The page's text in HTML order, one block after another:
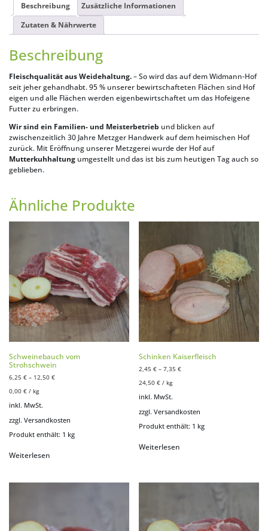
Beschreibung
Zusätzliche Informationen
Zutaten & Nährwerte
Beschreibung
Fleischqualität aus Weidehaltung.– So wird das auf dem Widmann-Hof
seit jeher gehandhabt. 95 % unserer bewirtschafteten Flächen sind Hof
eigen und alle Flächen werden eigenbewirtschaftet um das Hofeigene
Futter zu erbringen.
Wir sind ein Familien- und Meisterbetrieb und blicken auf
zwischenzeitlich 30 Jahre Metzger Handwerk auf dem heimischen Hof
zurück. Mit Eröffnung unserer Metzgerei wurde der Hof auf
Mutterkuhhaltung umgestellt und das ist bis zum heutigen Tag auch so
geblieben.
Ähnliche Produkte
Schweinebauch vom
Strohschwein
6,25 € – 12,50 €
0,00 € / kg
inkl. MwSt.
zzgl. Versandkosten
Produkt enthält: 1 kg
Weiterlesen
Schinken Kaiserfleisch
2,45€ –7,35€
24,50€ /kg
inkl. MwSt.
zzgl.Versandkosten
Produkt enthält: 1 kg
Weiterlesen